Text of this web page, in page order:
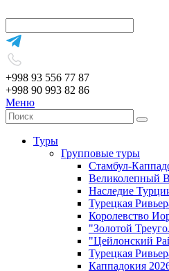
+998 93 556 77 87
+998 90 993 82 86
Меню
Туры
Групповые туры
Стамбул-
Великолепный
Наследие
Турецкая
Королевство
"Золотой
"Цейлонский
Турецкая
Каппадокия